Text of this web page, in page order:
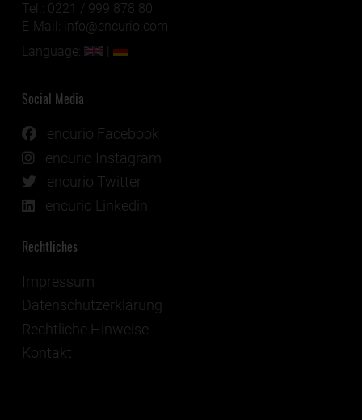
Tel.: 0221 / 999 878 80
E-Mail: info@encurio.com
Language:
Social Media
encurio Facebook
encurio Instagram
encurio Twitter
encurio Linkedin
Rechtliches
Impressum
Datenschutzerklärung
Rechtliche Hinweise
Kontakt